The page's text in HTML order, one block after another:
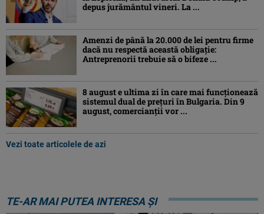
depus jurământul vineri. La ...
Amenzi de până la 20.000 de lei pentru firme
dacă nu respectă această obligație:
Antreprenorii trebuie să o bifeze ...
8 august e ultima zi în care mai funcționează
sistemul dual de prețuri în Bulgaria. Din 9
august, comercianții vor ...
Vezi toate articolele de azi
TE-AR MAI PUTEA INTERESA ȘI